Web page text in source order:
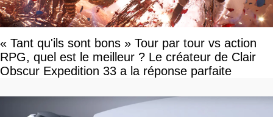
« Tant qu'ils sont bons » Tour par tour vs action
RPG, quel est le meilleur ? Le créateur de Clair
Obscur Expedition 33 a la réponse parfaite